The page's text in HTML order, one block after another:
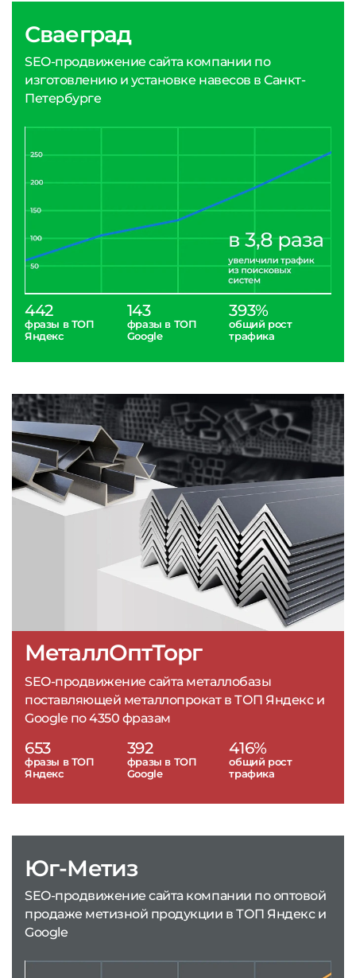
МеталлОптТорг
SEO-продвижение сайта металлобазы
поставляющей металлопрокат в ТОП Яндекс и
Google по 4350 фразам
653
фразы в ТОП
Яндекс
392
фразы в ТОП
Google
416%
общий рост
трафика
Сваеград
SEO-продвижение сайта компании по
изготовлению и установке навесов в Санкт-
Петербурге
442
фразы в ТОП
Яндекс
143
фразы в ТОП
Google
393%
общий рост
трафика
Юг-Метиз
SEO-продвижение сайта компании по оптовой
продаже метизной продукции в ТОП Яндекс и
Google